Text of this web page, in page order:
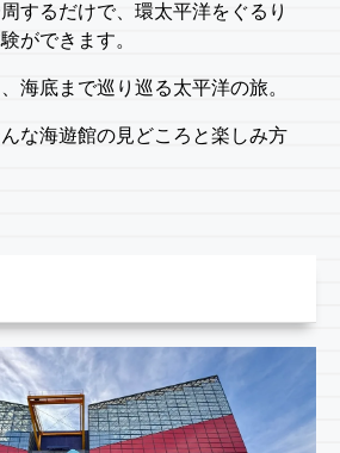
するだけで、環太平洋をぐるり
ができます。
海底まで巡り巡る太平洋の旅。
な海遊館の見どころと楽しみ方